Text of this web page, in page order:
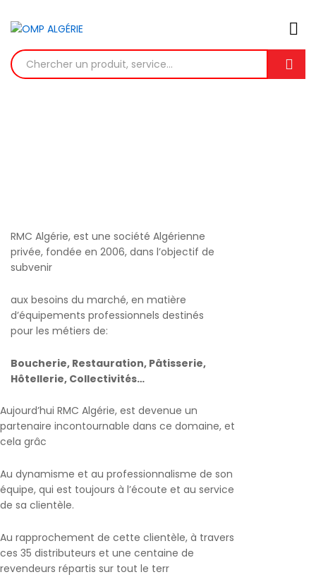
RMC Algérie, est une société Algérienne
privée, fondée en 2006, dans l’objectif de
subvenir
aux besoins du marché, en matière
d’équipements professionnels destinés
pour les métiers de:
Boucherie, Restauration, Pâtisserie,
Hôtellerie, Collectivités…
Aujourd’hui RMC Algérie, est devenue un
partenaire incontournable dans ce domaine, et
cela grâc
Au dynamisme et au professionnalisme de son
équipe, qui est toujours à l’écoute et au service
de sa clientèle.
Au rapprochement de cette clientèle, à travers
ces 35 distributeurs et une centaine de
revendeurs répartis sur tout le terr